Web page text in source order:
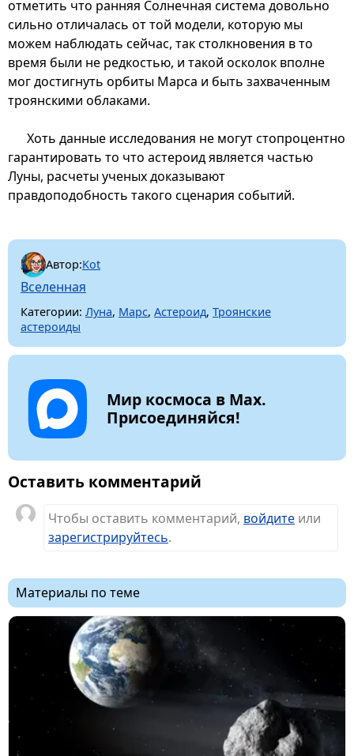
отметить что ранняя Солнечная система довольно
сильно отличалась от той модели, которую мы
можем наблюдать сейчас, так столкновения в то
время были не редкостью, и такой осколок вполне
мог достигнуть орбиты Марса и быть захваченным
троянскими облаками.
Хоть данные исследования не могут стопроцентно
гарантировать то что астероид является частью
Луны, расчеты ученых доказывают
правдоподобность такого сценария событий.
Автор:Kot
Вселенная
Категории: Луна, Марс, Астероид, Троянские
астероиды
Мир космоса в Max.
Присоединяйся!
Оставить комментарий
Чтобы оставить комментарий, войдите или
зарегистрируйтесь.
Материалы по теме